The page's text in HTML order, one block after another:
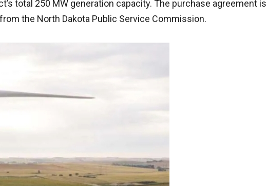
total 250 MW generation capacity. The purchase agreement is
the North Dakota Public Service Commission.